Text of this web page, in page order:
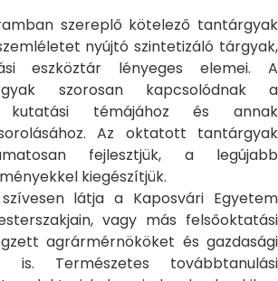
szereplő kötelező tantárgyak
nyújtó szintetizáló tárgyak,
eszköztár lényeges elemei. A
szorosan kapcsolódnak a
kutatási témájához és annak
Az oktatott tantárgyak
fejlesztjük, a legújabb
kiegészítjük.
látja a Kaposvári Egyetem
vagy más felsőoktatási
agrármérnököket és gazdasági
is. Természetes továbbtanulási